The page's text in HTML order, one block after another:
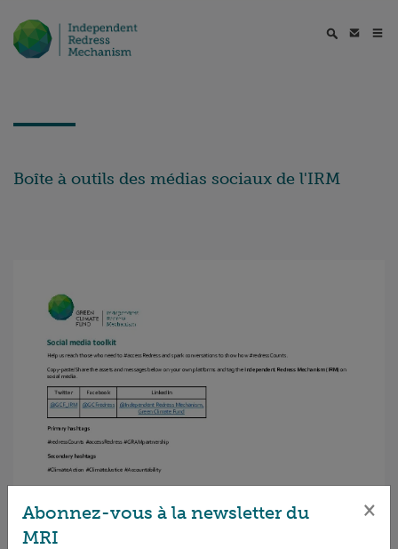
Boîte à outils des médias sociaux de l'IRM
Abonnez-vous à la newsletter du
MRI
×